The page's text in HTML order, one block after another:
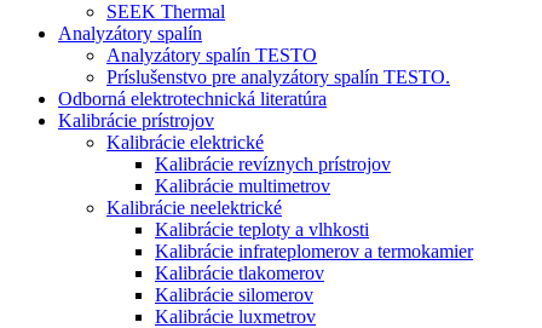
SEEK Thermal
Analyzátory spalín
Analyzátory spalín TESTO
Príslušenstvo pre analyzátory spalín TESTO.
Odborná elektrotechnická literatúra
Kalibrácie prístrojov
Kalibrácie elektrické
Kalibrácie revíznych prístrojov
Kalibrácie multimetrov
Kalibrácie neelektrické
Kalibrácie teploty a vlhkosti
Kalibrácie infrateplomerov a termokamier
Kalibrácie tlakomerov
Kalibrácie silomerov
Kalibrácie luxmetrov